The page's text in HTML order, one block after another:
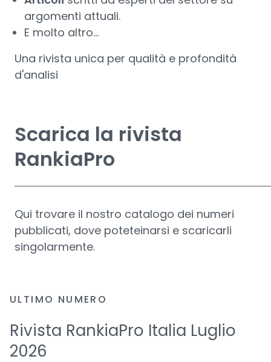
argomenti attuali.
E molto altro...
Una rivista unica per qualità e profondità
d'analisi
Scarica la rivista
RankiaPro
Qui trovare il nostro catalogo dei numeri
pubblicati, dove poteteinarsi e scaricarli
singolarmente.
ULTIMO NUMERO
Rivista RankiaPro Italia Luglio
2026